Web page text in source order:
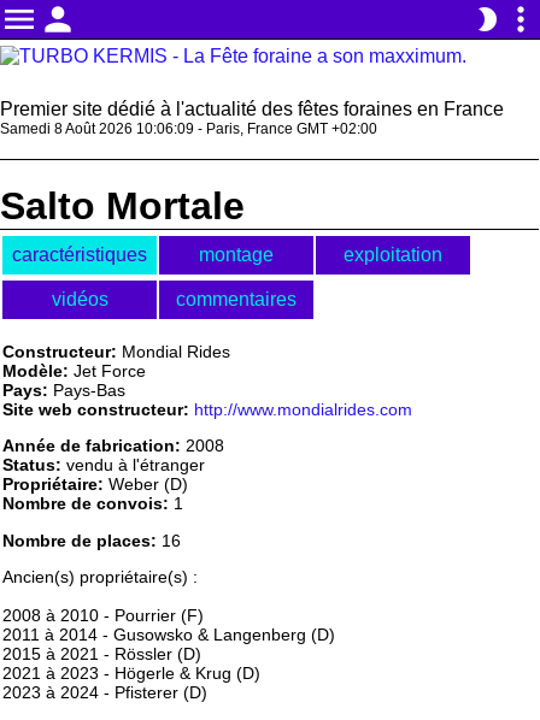
menu person brightness_2 more_vert
Premier site dédié à l'actualité des fêtes foraines en France
Samedi 8 Août 2026 10:06:09 - Paris, France GMT +02:00
Salto Mortale
caractéristiques montage exploitation
vidéos commentaires
Constructeur: Mondial Rides
Modèle: Jet Force
Pays: Pays-Bas
Site web constructeur: http://www.mondialrides.com
Année de fabrication: 2008
Status: vendu à l'étranger
Propriétaire: Weber (D)
Nombre de convois: 1
Nombre de places: 16
Ancien(s) propriétaire(s) :
2008 à 2010 - Pourrier (F)
2011 à 2014 - Gusowsko & Langenberg (D)
2015 à 2021 - Rössler (D)
2021 à 2023 - Högerle & Krug (D)
2023 à 2024 - Pfisterer (D)